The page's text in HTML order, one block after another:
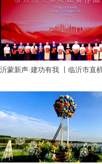
沂蒙新声·建功有我 丨临沂市直